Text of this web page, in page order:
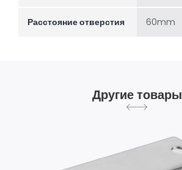
Расстояние отверстия 60mm
Другие товары